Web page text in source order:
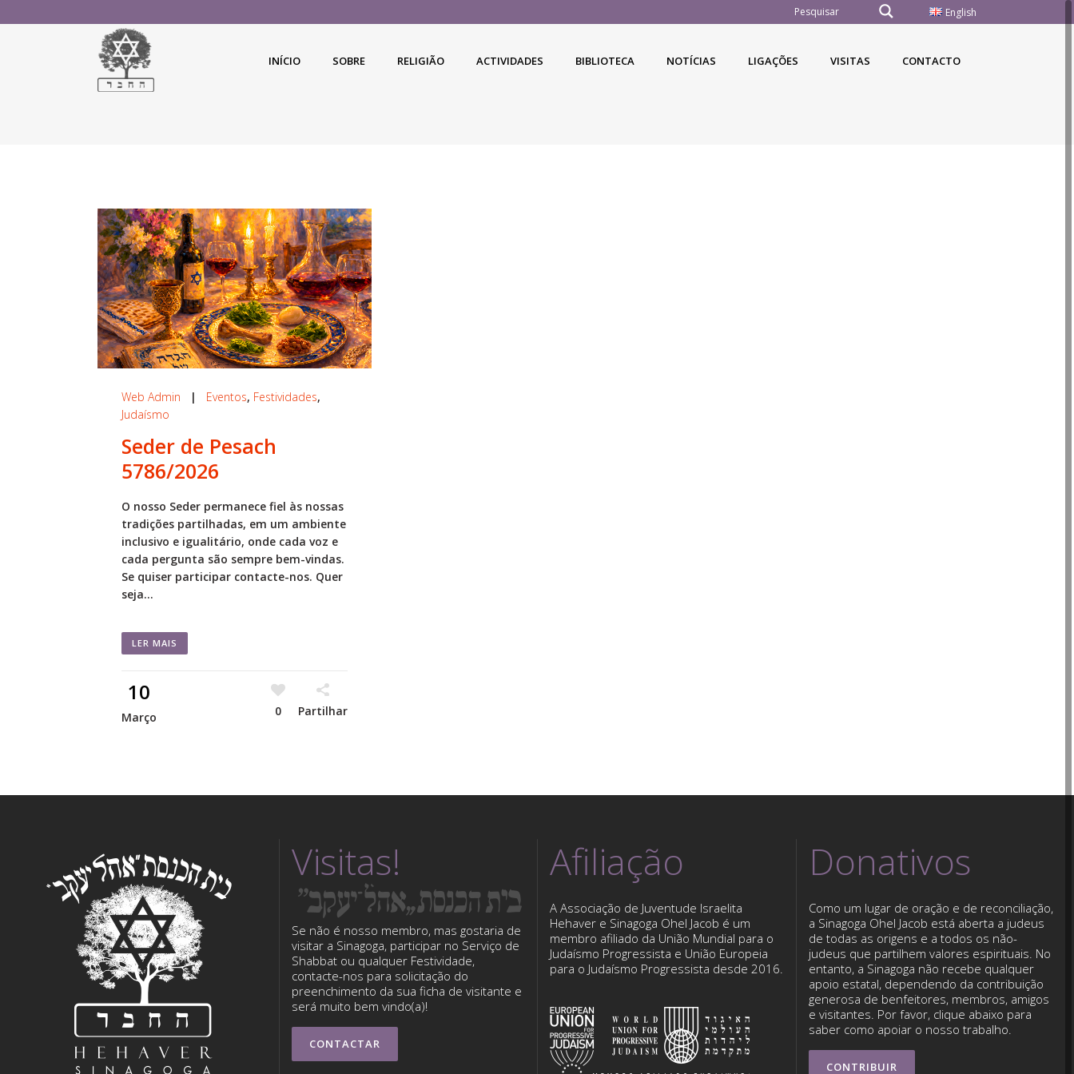
English
INÍCIO SOBRE RELIGIÃO ACTIVIDADES BIBLIOTECA NOTÍCIAS LIGAÇÕES VISITAS CONTACTO
Web Admin | Eventos, Festividades,
Judaísmo
Seder de Pesach
5786/2026
O nosso Seder permanece fiel às nossas
tradições partilhadas, em um ambiente
inclusivo e igualitário, onde cada voz e
cada pergunta são sempre bem-vindas.
Se quiser participar contacte-nos. Quer
seja...
LER MAIS
10
Março 0 Partilhar
Visitas!
Se não é nosso membro, mas gostaria de
visitar a Sinagoga, participar no Serviço de
Shabbat ou qualquer Festividade,
contacte-nos para solicitação do
preenchimento da sua ficha de visitante e
será muito bem vindo(a)!
CONTACTAR
Afiliação
A Associação de Juventude Israelita
Hehaver e Sinagoga Ohel Jacob é um
membro afiliado da União Mundial para o
Judaísmo Progressista e União Europeia
para o Judaísmo Progressista desde 2016.
Donativos
Como um lugar de oração e de reconciliação,
a Sinagoga Ohel Jacob está aberta a judeus
de todas as origens e a todos os não-
judeus que partilhem valores espirituais. No
entanto, a Sinagoga não recebe qualquer
apoio estatal, dependendo da contribuição
generosa de benfeitores, membros, amigos
e visitantes. Por favor, clique abaixo para
saber como apoiar o nosso trabalho.
CONTRIBUIR